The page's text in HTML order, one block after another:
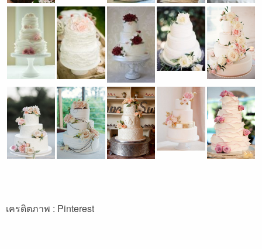
เครดิตภาพ : Pinterest